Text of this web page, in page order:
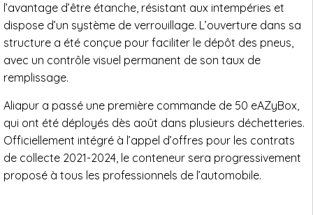
l’avantage d’être étanche, résistant aux intempéries et
dispose d’un système de verrouillage. L’ouverture dans sa
structure a été conçue pour faciliter le dépôt des pneus,
avec un contrôle visuel permanent de son taux de
remplissage.
Aliapur a passé une première commande de 50 eAZyBox,
qui ont été déployés dès août dans plusieurs déchetteries.
Officiellement intégré à l’appel d’offres pour les contrats
de collecte 2021-2024, le conteneur sera progressivement
proposé à tous les professionnels de l’automobile.